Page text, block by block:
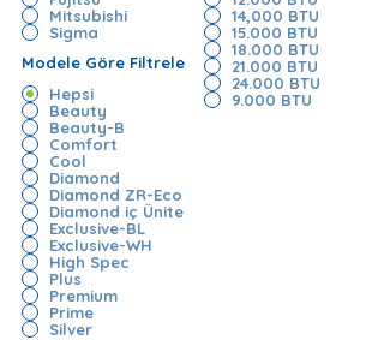
Mitsubishi
Sigma
Modele Göre Filtrele
Hepsi
Beauty
Beauty-B
Comfort
Cool
Diamond
Diamond ZR-Eco
Diamond iç Ünite
Exclusive-BL
Exclusive-WH
High Spec
Plus
Premium
Prime
Silver
14,000 BTU
15.000 BTU
18.000 BTU
21.000 BTU
24.000 BTU
9.000 BTU